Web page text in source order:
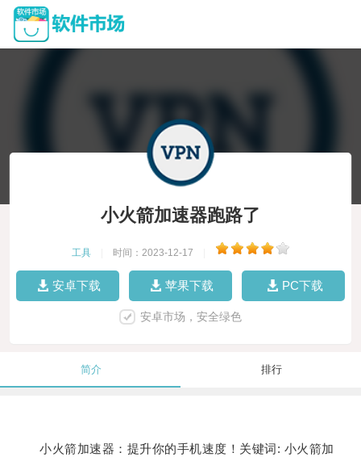
小火箭加速器跑路了
工具 时间：2023-12-17
安卓下载 苹果下载 PC下载
安卓市场，安全绿色
简介 排行
小火箭加速器：提升你的手机速度！关键词: 小火箭加